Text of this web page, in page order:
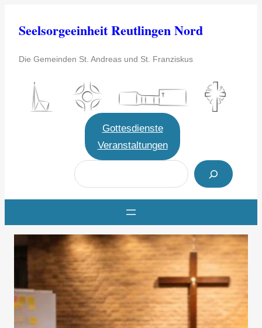
InhaltSeelsorgeeinheit Reutlingen Nord
Die Gemeinden St. Andreas und St. Franziskus
Gottesdienste
Veranstaltungen
S
u
c
e
n